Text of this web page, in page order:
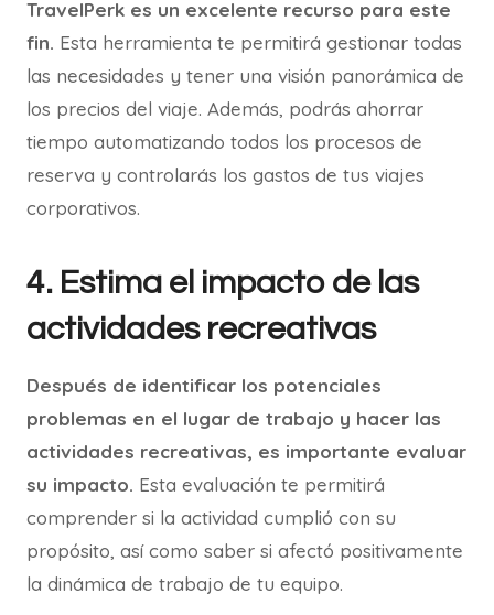
TravelPerk es un excelente recurso para este
fin. Esta herramienta te permitirá gestionar todas
las necesidades y tener una visión panorámica de
los precios del viaje. Además, podrás ahorrar
tiempo automatizando todos los procesos de
reserva y controlarás los gastos de tus viajes
corporativos.
4. Estima el impacto de las
actividades recreativas
Después de identificar los potenciales
problemas en el lugar de trabajo y hacer las
actividades recreativas, es importante evaluar
su impacto. Esta evaluación te permitirá
comprender si la actividad cumplió con su
propósito, así como saber si afectó positivamente
la dinámica de trabajo de tu equipo.